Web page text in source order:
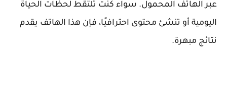
عبر الهاتف المحمول. سواء كنت تلتقط لحظات الحياة
اليومية أو تنشئ محتوى احترافيًا، فإن هذا الهاتف يقدم
نتائج مبهرة.